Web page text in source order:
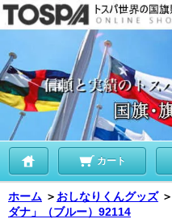
カート
ホーム ＞ おしなりくんグッズ ＞
ダナ」（ブルー）92114